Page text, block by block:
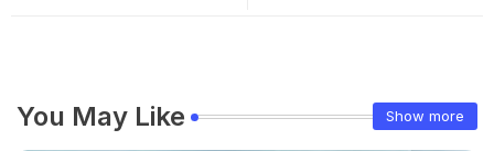
You May Like Show more